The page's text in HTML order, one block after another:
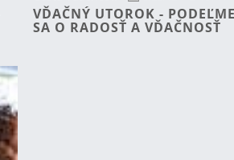
VĎAČNÝ UTOROK -
SA O RADOSŤ A VĎAČNOSŤ